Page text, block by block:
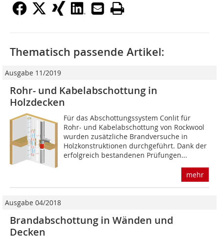
Thematisch passende Artikel:
Ausgabe 11/2019
Rohr- und Kabelabschottung in
Holzdecken
Für das Abschottungssystem Conlit für
Rohr- und Kabelabschottung von Rockwool
wurden zusätzliche Brandversuche in
Holzkonstruktionen durchgeführt. Dank der
erfolgreich bestandenen Prüfungen...
mehr
Ausgabe 04/2018
Brandabschottung in Wänden und
Decken